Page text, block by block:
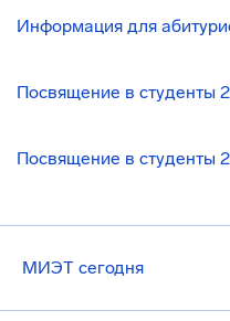
Информация для
Посвящение в студенты
Посвящение в студенты
МИЭТ сегодня